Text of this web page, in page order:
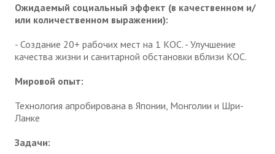
Ожидаемый социальный эффект (в качественном и/
или количественном выражении):
- Создание 20+ рабочих мест на 1 КОС. - Улучшение
качества жизни и санитарной обстановки вблизи КОС.
Мировой опыт:
Технология апробирована в Японии, Монголии и Шри-
Ланке
Задачи: